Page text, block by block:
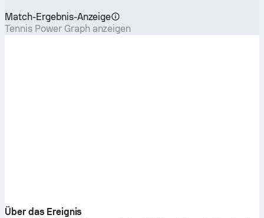
Match-Ergebnis-Anzeige
Tennis Power Graph anzeigen
Über das Ereignis